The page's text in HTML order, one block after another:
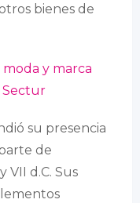
bienes de
y marca
Sectur
su presencia
de
VII d.C. Sus